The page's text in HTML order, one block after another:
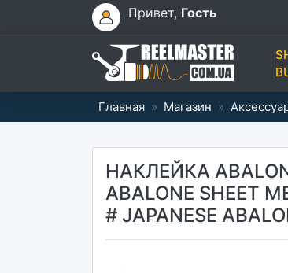
Привет, Гость
Главная » Магазин »
НАКЛЕЙКА
ABALONE SHEET
# JAPANESE